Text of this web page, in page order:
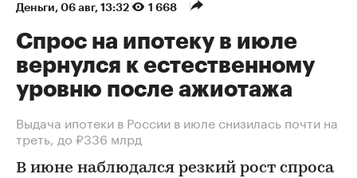
Деньги 06 авг, 13:32 1 668
Спрос на ипотеку в июле
вернулся к естественному
уровню после ажиотажа
Выдача ипотеки в России в июле снизилась почти на
треть, до ₽336 млрд
В июне наблюдался резкий рост спроса